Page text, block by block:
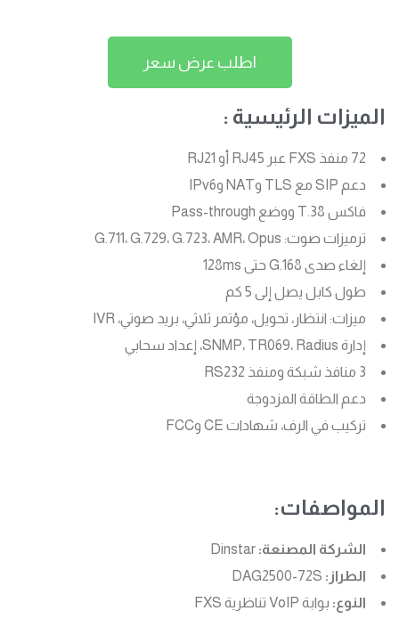
اطلب عرض سعر
الميزات الرئيسية :
72 منفذ FXS عبر RJ45 أو RJ21
دعم SIP مع TLS وNAT وIPv6
فاكس T.38 ووضع Pass-through
ترميزات صوت: G.711، G.729، G.723، AMR، Opus
إلغاء صدى G.168 حتى 128ms
طول كابل يصل إلى 5 كم
ميزات: انتظار، تحويل، مؤتمر ثلاثي، بريد صوتي، IVR
إدارة SNMP، TR069، Radius، إعداد سحابي
3 منافذ شبكة ومنفذ RS232
دعم الطاقة المزدوجة
تركيب في الرف، شهادات CE وFCC
المواصفات:
الشركة المصنعة:
الطراز:
النوع: بوابة VoIP تناظرية FXS